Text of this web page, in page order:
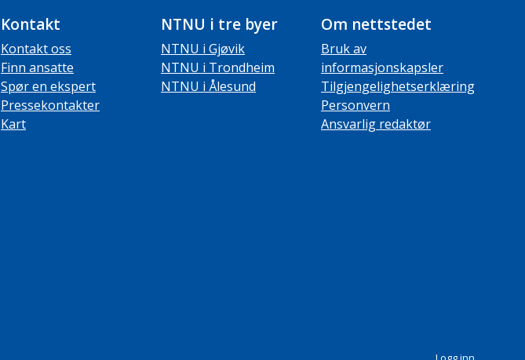
Kontakt
Kontakt oss
Finn ansatte
Spør en ekspert
Pressekontakter
Kart
NTNU i tre byer
NTNU i Gjøvik
NTNU i Trondheim
NTNU i Ålesund
Om nettstedet
Bruk av
informasjonskapsler
Tilgjengelighetserklæring
Personvern
Ansvarlig redaktør